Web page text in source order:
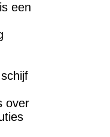
is een
over